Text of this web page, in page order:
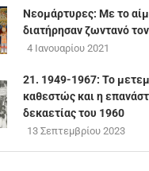
Νεομάρτυρες: Με το
διατήρησαν ζωντανό
4 Ιανουαρίου 2021
21. 1949-1967: Το
καθεστώς και η
δεκαετίας του 1960
13 Σεπτεμβρίου 2023